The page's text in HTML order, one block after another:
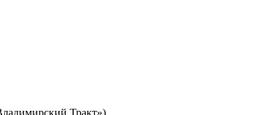
Тракт»)